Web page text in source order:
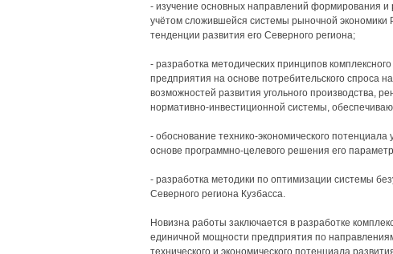
- изучение основных направлений формирования
учётом сложившейся системы рыночной
тенденции развития его Северного региона;
- разработка методических принципов
предприятия на основе потребительского спроса
возможностей развития угольного производства,
нормативно-инвестиционной системы,
- обоснование технико-экономического
основе программно-целевого решения его
- разработка методики по оптимизации системы
Северного региона Кузбасса.
Новизна работы заключается в разработке
единичной мощности предприятия по
технического и экономического потенциала